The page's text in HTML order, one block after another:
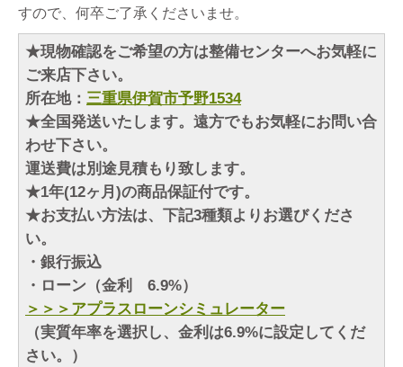
すので、何卒ご了承くださいませ。
★現物確認をご希望の方は整備センターへお気軽に
ご来店下さい。
所在地： 三重県伊賀市予野1534
★全国発送いたします。遠方でもお気軽にお問い合
わせ下さい。
運送費は別途見積もり致します。
★1年(12ヶ月)の商品保証付です。
★お支払い方法は、下記3種類よりお選びくださ
い。
・銀行振込
・ローン（金利 6.9%）
＞＞＞アプラスローンシミュレーター
（実質年率を選択し、金利は6.9%に設定してくだ
さい。）